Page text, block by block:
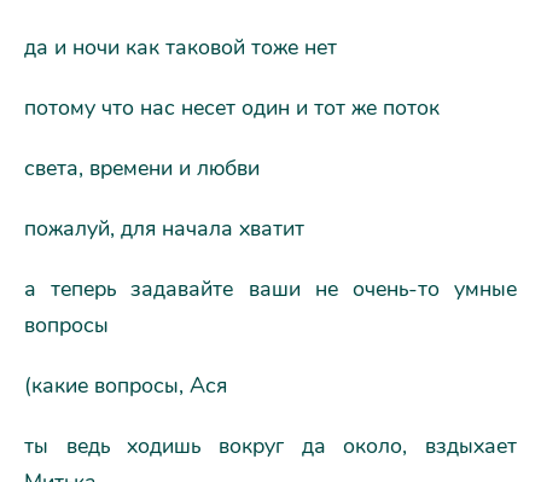
да и ночи как таковой тоже нет
потому что нас несет один и тот же поток
света, времени и любви
пожалуй, для начала хватит
а теперь задавайте ваши не очень-то умные
вопросы
(какие вопросы, Ася
ты ведь ходишь вокруг да около, вздыхает